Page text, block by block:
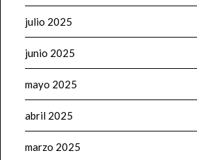
julio 2025
junio 2025
mayo 2025
abril 2025
marzo 2025